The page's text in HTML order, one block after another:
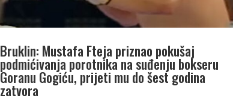
Bruklin: Mustafa Fteja priznao pokušaj
podmićivanja porotnika na suđenju bokseru
Goranu Gogiću, prijeti mu do šest godina
zatvora